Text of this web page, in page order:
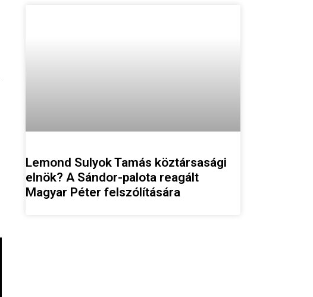
Lemond Sulyok Tamás köztársasági
elnök? A Sándor-palota reagált
Magyar Péter felszólítására